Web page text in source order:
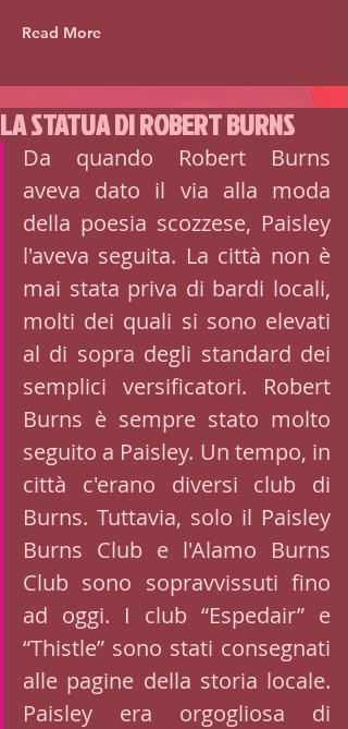
Read More
LA STATUA DI ROBERT BURNS
Da quando Robert Burns
aveva dato il via alla moda
della poesia scozzese, Paisley
l'aveva seguita. La città non è
mai stata priva di bardi locali,
molti dei quali si sono elevati
al di sopra degli standard dei
semplici versificatori. Robert
Burns è sempre stato molto
seguito a Paisley. Un tempo, in
città c'erano diversi club di
Burns. Tuttavia, solo il Paisley
Burns Club e l'Alamo Burns
Club sono sopravvissuti fino
ad oggi. I club “Espedair” e
“Thistle” sono stati consegnati
alle pagine della storia locale.
Paisley era orgogliosa di